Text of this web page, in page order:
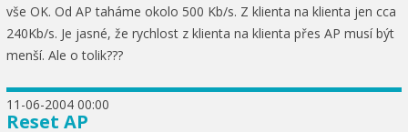
vše OK. Od AP taháme okolo 500 Kb/s. Z klienta na klienta jen cca
240Kb/s. Je jasné, že rychlost z klienta na klienta přes AP musí být
menší. Ale o tolik???
11-06-2004 00:00
Reset AP